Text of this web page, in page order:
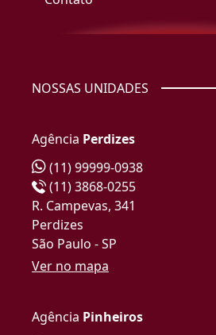
NOSSAS UNIDADES
Agência Perdizes
(11) 99999-0938
(11) 3868-0255
R. Campevas, 341
Perdizes
São Paulo - SP
Ver no mapa
Agência Pinheiros